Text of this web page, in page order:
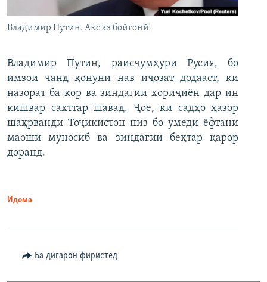
Владимир Путин. Акс аз бойгонӣ
Владимир Путин, раисҷумҳури Русия, бо
имзои чанд қонуни нав иҷозат додааст, ки
назорат ба кор ва зиндагии хориҷиён дар ин
кишвар сахттар шавад. Ҷое, ки садҳо ҳазор
шаҳрванди Тоҷикистон низ бо умеди ёфтани
маоши муносиб ва зиндагии беҳтар қарор
доранд.
Идома
Ба дигарон фиристед